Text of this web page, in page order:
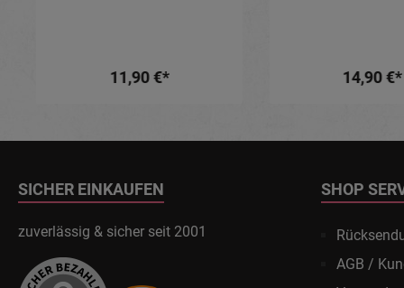
11,90 €* 14,90 €*
SICHER EINKAUFEN
zuverlässig & sicher seit 2001
SHOP
AGB /